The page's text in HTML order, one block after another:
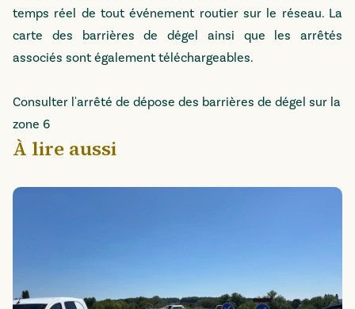
temps réel de tout événement routier sur le réseau. La
carte des barrières de dégel ainsi que les arrêtés
associés sont également téléchargeables.
Consulter l'arrêté de dépose des barrières de dégel sur la
zone 6
À lire aussi